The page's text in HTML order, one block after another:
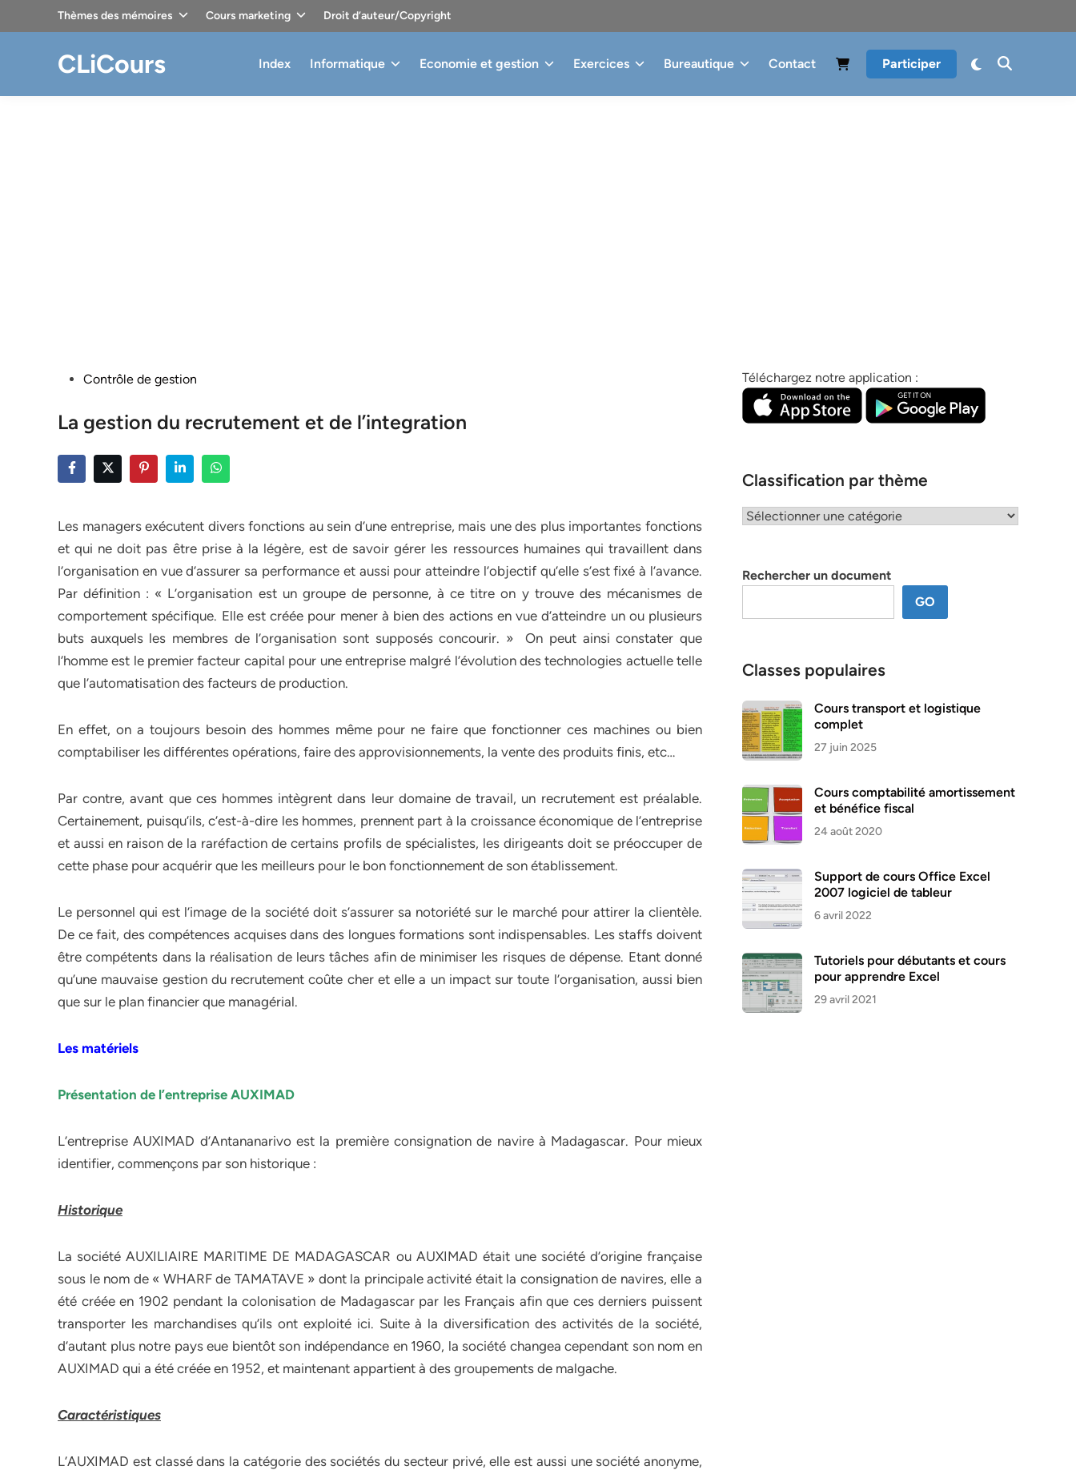
Thèmes des mémoires Cours marketing Droit d’auteur/Copyright
CLiCours Index Informatique Economie et gestion Exercices Bureautique Contact Participer
PostedContrôle de gestion
La gestion du recrutement et de l’integration
Les managers exécutent divers fonctions au sein d’une entreprise, mais une des plus importantes fonctions
et qui ne doit pas être prise à la légère, est de savoir gérer les ressources humaines qui travaillent dans
l’organisation en vue d’assurer sa performance et aussi pour atteindre l’objectif qu’elle s’est fixé à l’avance.
Par définition : « L’organisation est un groupe de personne, à ce titre on y trouve des mécanismes de
comportement spécifique. Elle est créée pour mener à bien des actions en vue d’atteindre un ou plusieurs
buts auxquels les membres de l’organisation sont supposés concourir. » On peut ainsi constater que
l’homme est le premier facteur capital pour une entreprise malgré l’évolution des technologies actuelle telle
que l’automatisation des facteurs de production.
En effet, on a toujours besoin des hommes même pour ne faire que fonctionner ces machines ou bien
comptabiliser les différentes opérations, faire des approvisionnements, la vente des produits finis, etc…
Par contre, avant que ces hommes intègrent dans leur domaine de travail, un recrutement est préalable.
Certainement, puisqu’ils, c’est-à-dire les hommes, prennent part à la croissance économique de l’entreprise
et aussi en raison de la raréfaction de certains profils de spécialistes, les dirigeants doit se préoccuper de
cette phase pour acquérir que les meilleurs pour le bon fonctionnement de son établissement.
Le personnel qui est l’image de la société doit s’assurer sa notoriété sur le marché pour attirer la clientèle.
De ce fait, des compétences acquises dans des longues formations sont indispensables. Les staffs doivent
être compétents dans la réalisation de leurs tâches afin de minimiser les risques de dépense. Etant donné
qu’une mauvaise gestion du recrutement coûte cher et elle a un impact sur toute l’organisation, aussi bien
que sur le plan financier que managérial.
Les matériels
Présentation de l’entreprise AUXIMAD
L’entreprise AUXIMAD d’Antananarivo est la première consignation de navire à Madagascar. Pour mieux
identifier, commençons par son historique :
Historique
La société AUXILIAIRE MARITIME DE MADAGASCAR ou AUXIMAD était une société d’origine française
sous le nom de « WHARF de TAMATAVE » dont la principale activité était la consignation de navires, elle a
été créée en 1902 pendant la colonisation de Madagascar par les Français afin que ces derniers puissent
transporter les marchandises qu’ils ont exploité ici. Suite à la diversification des activités de la société,
d’autant plus notre pays eue bientôt son indépendance en 1960, la société changea cependant son nom en
AUXIMAD qui a été créée en 1952, et maintenant appartient à des groupements de malgache.
Caractéristiques
L’AUXIMAD est classé dans la catégorie des sociétés du secteur privé, elle est aussi une société anonyme,
Téléchargez notre application :
Classification par thème
Classification
Rechercher un document
GO
Classes populaires
Cours transport et logistique
complet
27 juin 2025
Cours comptabilité amortissement
et bénéfice fiscal
24 août 2020
Support de cours Office Excel
2007 logiciel de tableur
6 avril 2022
Tutoriels pour débutants et cours
pour apprendre Excel
29 avril 2021